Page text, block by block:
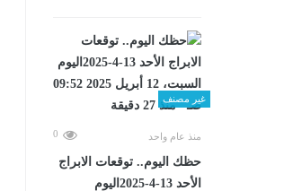
غير مصنف
منذ عام واحد 0
حظك اليوم.. توقعات الابراج
الأحد 13-4-2025اليوم